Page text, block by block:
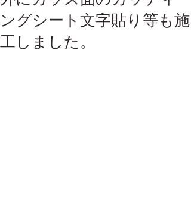
ングシート文字貼り等も施
工しました。